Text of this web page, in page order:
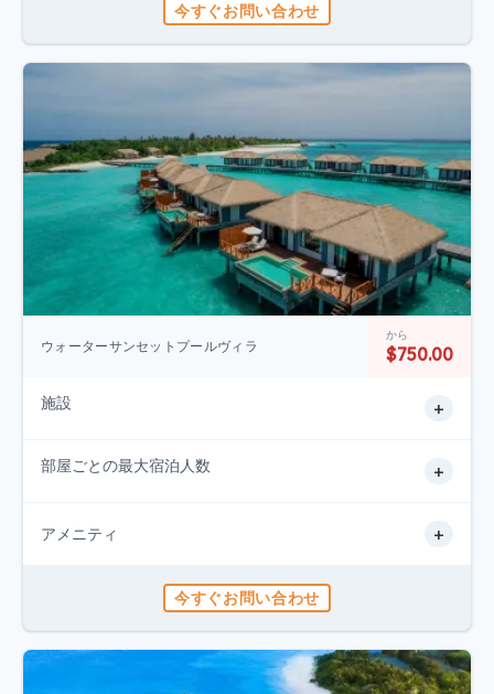
今すぐお問い合わせ
ウォーターサンセットプールヴィラ
から
$750.00
施設 +
部屋ごとの最大宿泊人数 +
アメニティ +
今すぐお問い合わせ